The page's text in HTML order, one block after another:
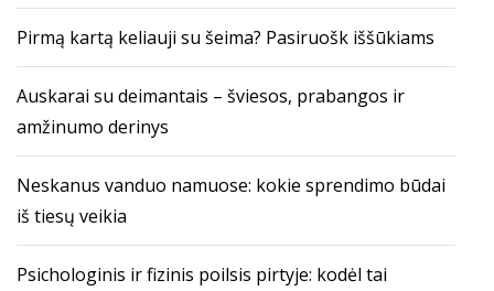
Pirmą kartą keliauji su šeima? Pasiruošk iššūkiams
Auskarai su deimantais – šviesos, prabangos ir
amžinumo derinys
Neskanus vanduo namuose: kokie sprendimo būdai
iš tiesų veikia
Psichologinis ir fizinis poilsis pirtyje: kodėl tai